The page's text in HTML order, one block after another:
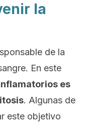
la
de la
En este
es
. Algunas de
este objetivo